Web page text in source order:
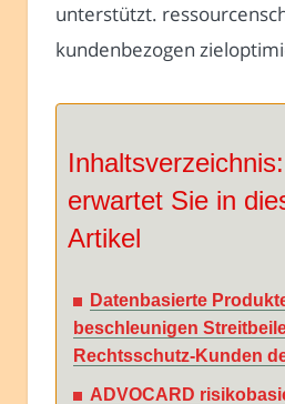
unterstützt.
kundenbezogen
erwartet Sie in
Artikel
Datenbasierte
beschleunigen
Rechtsschutz-Kunden
ADVOCARD